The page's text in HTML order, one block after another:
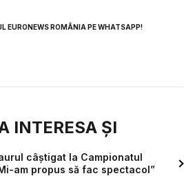
EURONEWS ROMÂNIA PE WHATSAPP!
INTERESA ȘI
câștigat la Campionatul
am propus să fac spectacol”